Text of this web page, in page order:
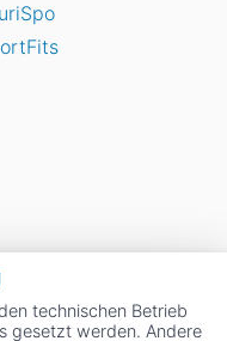
technischen Betrieb
gesetzt werden. Andere